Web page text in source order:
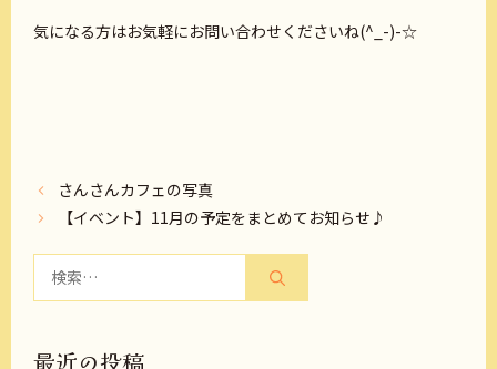
気になる方はお気軽にお問い合わせくださいね(^_-)-☆
さんさんカフェの写真
【イベント】11月の予定をまとめてお知らせ♪
最近の投稿